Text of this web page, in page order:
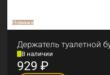
Новинка
Держатель туалетной
В наличии
929 ₽